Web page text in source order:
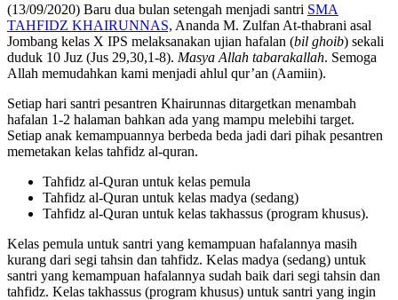
(13/09/2020) Baru dua bulan setengah menjadi santri SMA
TAHFIDZ KHAIRUNNAS, Ananda M. Zulfan At-thabrani asal
Jombang kelas X IPS melaksanakan ujian hafalan (bil ghoib) sekali
duduk 10 Juz (Jus 29,30,1-8). Masya Allah tabarakallah. Semoga
Allah memudahkan kami menjadi ahlul qur’an (Aamiin).
Setiap hari santri pesantren Khairunnas ditargetkan menambah
hafalan 1-2 halaman bahkan ada yang mampu melebihi target.
Setiap anak kemampuannya berbeda beda jadi dari pihak pesantren
memetakan kelas tahfidz al-quran.
Tahfidz al-Quran untuk kelas pemula
Tahfidz al-Quran untuk kelas madya (sedang)
Tahfidz al-Quran untuk kelas takhassus (program khusus).
Kelas pemula untuk santri yang kemampuan hafalannya masih
kurang dari segi tahsin dan tahfidz. Kelas madya (sedang) untuk
santri yang kemampuan hafalannya sudah baik dari segi tahsin dan
tahfidz. Kelas takhassus (program khusus) untuk santri yang ingin